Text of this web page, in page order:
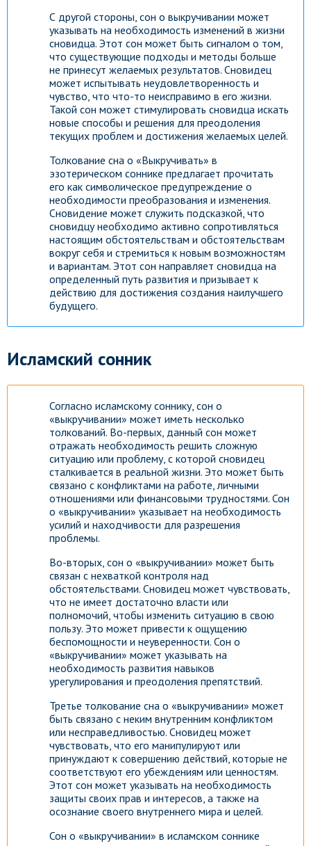
С другой стороны, сон о выкручивании может
указывать на необходимость изменений в жизни
сновидца. Этот сон может быть сигналом о том,
что существующие подходы и методы больше
не принесут желаемых результатов. Сновидец
может испытывать неудовлетворенность и
чувство, что что-то неисправимо в его жизни.
Такой сон может стимулировать сновидца искать
новые способы и решения для преодоления
текущих проблем и достижения желаемых целей.
Толкование сна о «Выкручивать» в
эзотерическом соннике предлагает прочитать
его как символическое предупреждение о
необходимости преобразования и изменения.
Сновидение может служить подсказкой, что
сновидцу необходимо активно сопротивляться
настоящим обстоятельствам и обстоятельствам
вокруг себя и стремиться к новым возможностям
и вариантам. Этот сон направляет сновидца на
определенный путь развития и призывает к
действию для достижения создания наилучшего
будущего.
Исламский сонник
Согласно исламскому соннику, сон о
«выкручивании» может иметь несколько
толкований. Во-первых, данный сон может
отражать необходимость решить сложную
ситуацию или проблему, с которой сновидец
сталкивается в реальной жизни. Это может быть
связано с конфликтами на работе, личными
отношениями или финансовыми трудностями. Сон
о «выкручивании» указывает на необходимость
усилий и находчивости для разрешения
проблемы.
Во-вторых, сон о «выкручивании» может быть
связан с нехваткой контроля над
обстоятельствами. Сновидец может чувствовать,
что не имеет достаточно власти или
полномочий, чтобы изменить ситуацию в свою
пользу. Это может привести к ощущению
беспомощности и неуверенности. Сон о
«выкручивании» может указывать на
необходимость развития навыков
урегулирования и преодоления препятствий.
Третье толкование сна о «выкручивании» может
быть связано с неким внутренним конфликтом
или несправедливостью. Сновидец может
чувствовать, что его манипулируют или
принуждают к совершению действий, которые не
соответствуют его убеждениям или ценностям.
Этот сон может указывать на необходимость
защиты своих прав и интересов, а также на
осознание своего внутреннего мира и целей.
Сон о «выкручивании» в исламском соннике